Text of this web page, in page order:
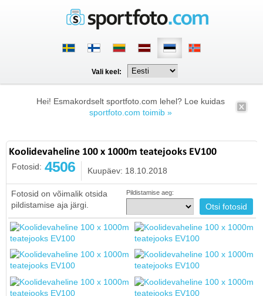
Vali keel:
Hei! Esmakordselt sportfoto.com lehel? Loe kuidas
sportfoto.com toimib »
Koolidevaheline 100 x 1000m teatejooks EV100
Fotosid: 4506 Kuupäev: 18.10.2018
Fotosid on võimalik otsida
pildistamise aja järgi.
Pildistamise aeg: